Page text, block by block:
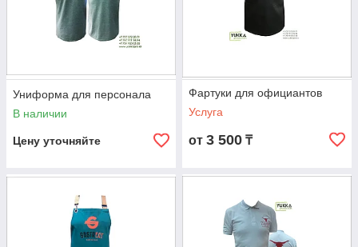
Униформа для персонала
В наличии
Цену уточняйте
Фартуки для официантов
Услуга
от 3 500 ₸